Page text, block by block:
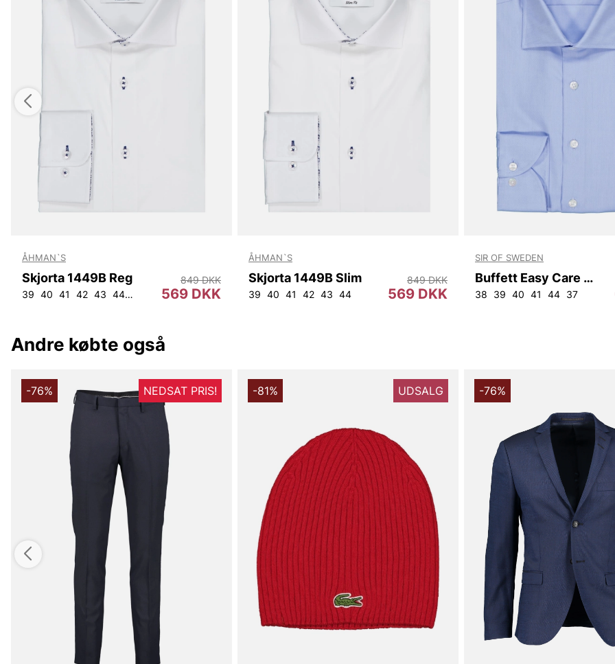
Tak for at
Vingåker.
ÅHMAN`S
Skjorta 1449B Reg
39 40 41 42 43 44 46 47
569 DKK
849 DKK
ÅHMAN`S
Skjorta 1449B Slim
39 40 41 42 43 44 569 DKK
849 DKK
SIR OF SWEDEN
Buffett Easy Care Shirt W.Xtra-long Arm
38 39 40 41 44 37
Andre købte også
-76% NEDSAT PRIS! -81% UDSALG -76%